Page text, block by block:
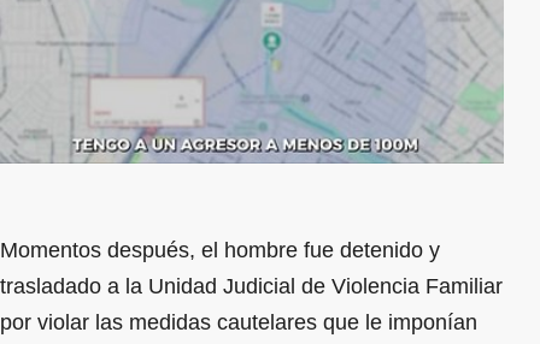
Momentos después, el hombre fue detenido y
trasladado a la Unidad Judicial de Violencia Familiar
por violar las medidas cautelares que le imponían